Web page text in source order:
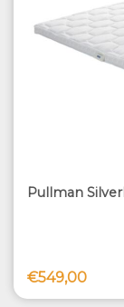
Pullman
€549,00